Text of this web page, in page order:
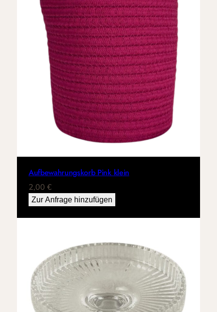
Aufbewahrungskorb Pink klein
2,00 €
Zur Anfrage hinzufügen